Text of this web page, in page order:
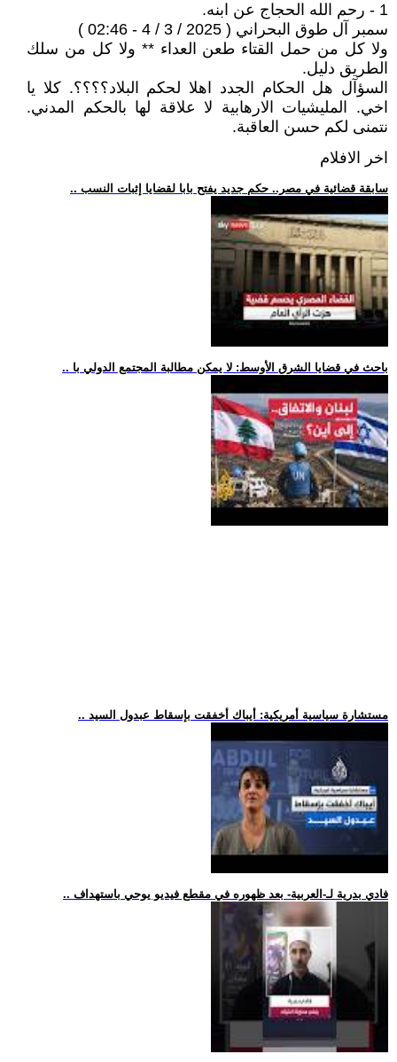
1 - رحم الله الحجاج عن ابنه.
سمبر آل طوق البحراني ( 2025 / 3 / 4 - 02:46 )
ولا كل من حمل القتاء طعن العداء ** ولا كل من سلك
الطريق دليل.
السؤآل هل الحكام الجدد اهلا لحكم البلاد؟؟؟؟. كلا يا
اخي. المليشيات الارهابية لا علاقة لها بالحكم المدني.
نتمنى لكم حسن العاقبة.
اخر الافلام
.. سابقة قضائية في مصر.. حكم جديد يفتح بابا لقضايا إثبات النسب
.. باحث في قضايا الشرق الأوسط: لا يمكن مطالبة المجتمع الدولي با
.. مستشارة سياسية أمريكية: أيباك أخفقت بإسقاط عبدول السيد
.. فادي بدرية لـ-العربية- بعد ظهوره في مقطع فيديو يوحي باستهداف